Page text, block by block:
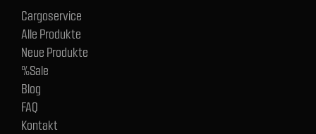
Cargoservice
Alle Produkte
Neue Produkte
%Sale
Blog
FAQ
Kontakt